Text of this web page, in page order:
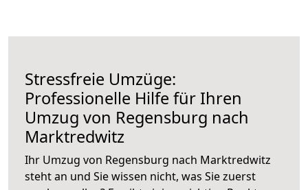
Stressfreie Umzüge:
Professionelle Hilfe für Ihren
Umzug von Regensburg nach
Marktredwitz
Ihr Umzug von Regensburg nach Marktredwitz
steht an und Sie wissen nicht, was Sie zuerst